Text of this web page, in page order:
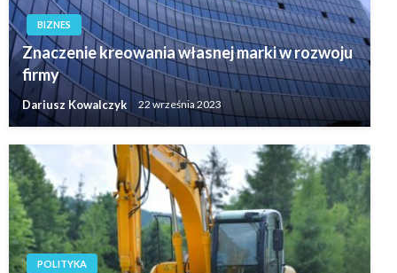
BIZNES
Znaczenie kreowania własnej marki w rozwoju
firmy
Dariusz Kowalczyk 22 września 2023
POLITYKA